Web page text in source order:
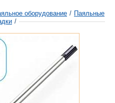
оборудование / Паяльные
/